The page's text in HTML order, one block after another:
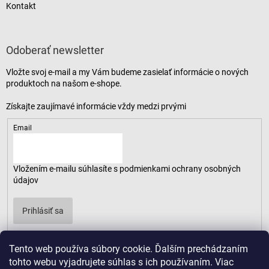
Tento web používa súbory cookie. Ďalším prechádzaním
tohto webu vyjadrujete súhlas s ich používaním. Viac
Kontakt
Odoberať newsletter
Vložte svoj e-mail a my Vám budeme zasielať informácie o nových
produktoch na našom e-shope.
Email
Vložením e-mailu súhlasíte s podmienkami ochrany osobných
údajov
Prihlásiť sa